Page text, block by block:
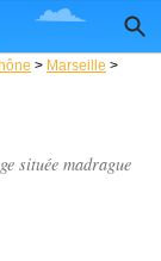
> Marseille >
située madrague